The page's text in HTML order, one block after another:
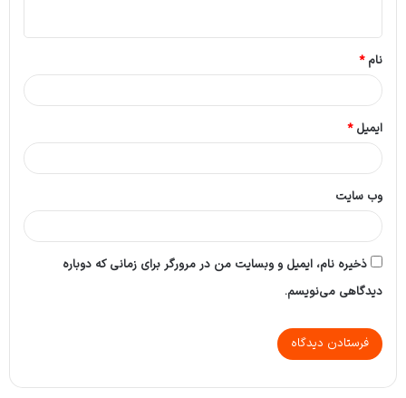
*
نام*
ایمیل*
وب‌ سایت
ذخیره نام، ایمیل و وبسایت من در مرورگر برای زمانی که دوباره
دیدگاهی می‌نویسم.